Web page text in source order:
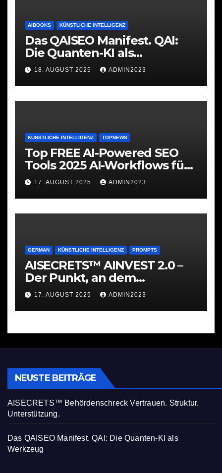
AIBOOKS KÜNSTLICHE INTELLIGENZ
Das QAISEO Manifest. QAI:
Die Quanten-KI als
Werkzeug
18. AUGUST 2025 ADMIN2023
KÜNSTLICHE INTELLIGENZ TOPNEWS
Top FREE AI-Powered SEO
Tools 2025 AI-Workflows für
SEO
17. AUGUST 2025 ADMIN2023
GERMAN KÜNSTLICHE INTELLIGENZ PROMPTS
AISECRETS™ AINVEST 2.0 –
Der Punkt, an dem
Investieren ernst wird
17. AUGUST 2025 ADMIN2023
NEUSTE BEITRÄGE
AISECRETS™ Behördenschreck Vertrauen. Struktur.
Unterstützung.
Das QAISEO Manifest. QAI: Die Quanten-KI als
Werkzeug